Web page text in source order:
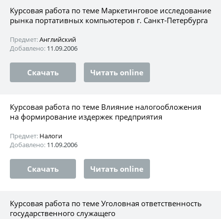
Курсовая работа по теме Маркетинговое исследование
рынка портативных компьютеров г. Санкт-Петербурга
Предмет:Английский
Добавлено: 11.09.2006
Скачать Читать online
Курсовая работа по теме Влияние налогообложения
на формирование издержек предприятия
Предмет: Налоги
Добавлено: 11.09.2006
Скачать Читать online
Курсовая работа по теме Уголовная ответственность
государственного служащего